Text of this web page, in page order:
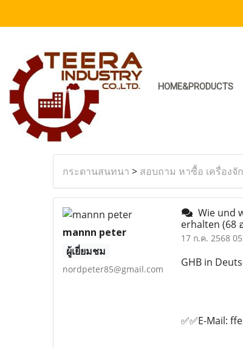
HOME&PRODUCTS
กระดานสนทนา > สอบถาม หาซื้อ เครื่องจั
mannn peter
ผู้เยี่ยมชม
nordpeter85@gmail.com
Wie und
erhalten (68
17 ก.ค. 2568
GHB in
✅✅E-Mail: